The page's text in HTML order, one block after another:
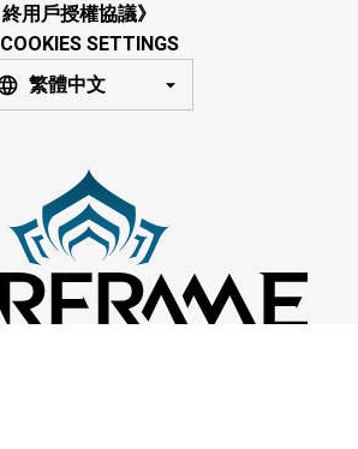
終用戶授權協議》
COOKIES SETTINGS
繁體中文